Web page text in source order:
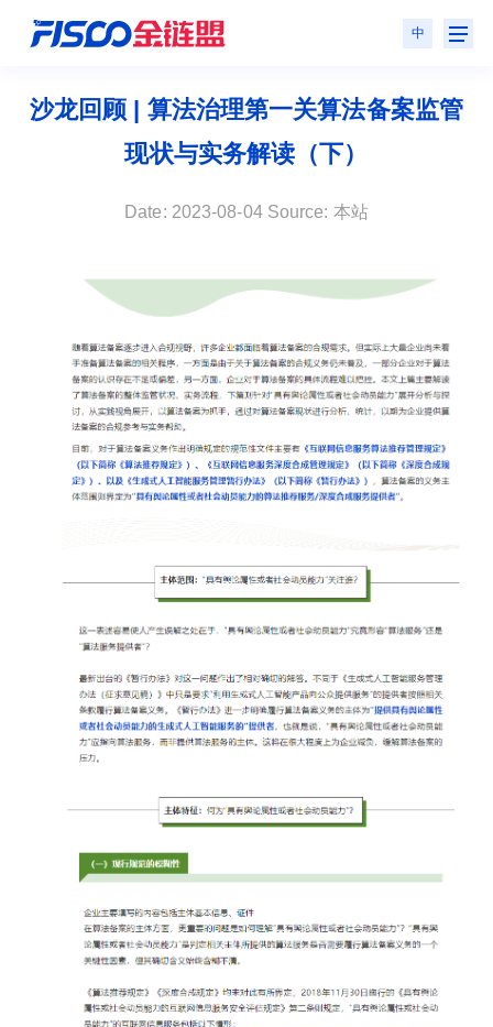
中
沙龙回顾 | 算法治理第一关算法备案监管
现状与实务解读（下）
Date: 2023-08-04 Source: 本站